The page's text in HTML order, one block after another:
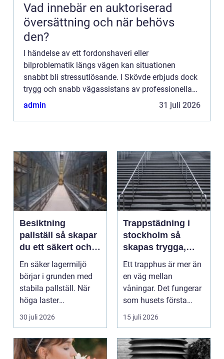
Vad innebär en auktoriserad
översättning och när behövs
den?
I händelse av ett fordonshaveri eller
bilproblematik längs vägen kan situationen
snabbt bli stressutlösande. I Skövde erbjuds dock
trygg och snabb vägassistans av professionella
bärgningsfirmor som står till d...
admin 31 juli 2026
Besiktning
pallställ så skapar
du ett säkert och
effektivt lager
En säker lagermiljö
börjar i grunden med
stabila pallställ. När
höga laster
kombineras med
trucktraf...
30 juli 2026
Trappstädning i
stockholm så
skapas trygga,
rena och hållbara
trapphus
Ett trapphus är mer än
en väg mellan
våningar. Det fungerar
som husets första
intryck, mötesplats
oc...
15 juli 2026